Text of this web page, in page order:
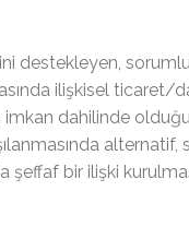
destekleyen,
ilişkisel ticaret/
imkan dahilinde
şeffaf bir ilişki